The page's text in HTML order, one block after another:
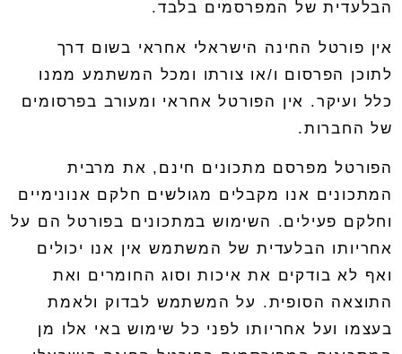
הבלעדית של המפרסמים בלבד.
אין פורטל החינה הישראלי אחראי בשום דרך
לתוכן הפרסום ו/או צורתו ומכל המשתמע ממנו
כלל ועיקר. אין הפורטל אחראי ומעורב בפרסומים
של החברות.
הפורטל מפרסם מתכונים חינם , את מרבית
המתכונים אנו מקבלים מגולשים חלקם אנונימיים
וחלקם פעילים. השימוש במתכונים בפורטל הם על
אחריותו הבלעדית של המשתמש אין אנו יכולים
ואף לא בודקים את איכות וסוג החומרים ואת
התוצאה הסופית. על המשתמש לבדוק ולאמת
בעצמו ועל אחריותו לפני כל שימוש באי אלו מן